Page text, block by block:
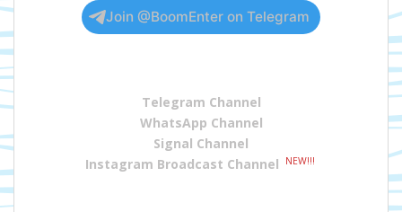
Join @BoomEnter on Telegram
Telegram Channel
WhatsApp Channel
Signal Channel
Instagram Broadcast Channel
NEW!!!